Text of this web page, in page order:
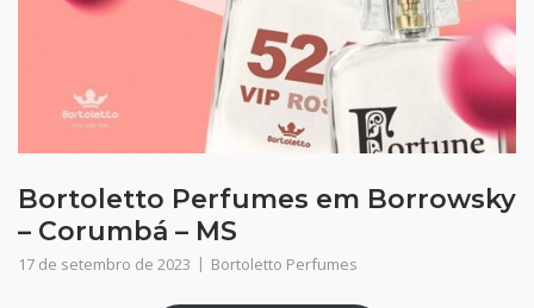
Bortoletto Perfumes em Borrowsky
– Corumbá – MS
17 de setembro de 2023 Bortoletto Perfumes